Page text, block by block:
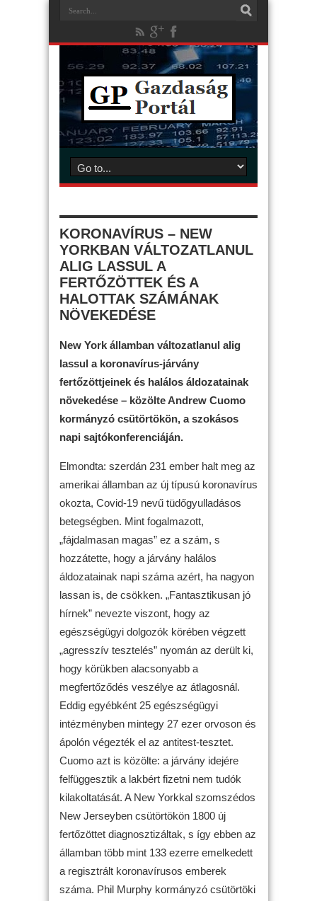
KORONAVÍRUS – NEW
YORKBAN VÁLTOZATLANUL
ALIG LASSUL A
FERTŐZÖTTEK ÉS A
HALOTTAK SZÁMÁNAK
NÖVEKEDÉSE
New York államban változatlanul alig
lassul a koronavírus-járvány
fertőzöttjeinek és halálos áldozatainak
növekedése – közölte Andrew Cuomo
kormányzó csütörtökön, a szokásos
napi sajtókonferenciáján.
Elmondta: szerdán 231 ember halt meg az
amerikai államban az új típusú koronavírus
okozta, Covid-19 nevű tüdőgyulladásos
betegségben. Mint fogalmazott,
„fájdalmasan magas” ez a szám, s
hozzátette, hogy a járvány halálos
áldozatainak napi száma azért, ha nagyon
lassan is, de csökken. „Fantasztikusan jó
hírnek” nevezte viszont, hogy az
egészségügyi dolgozók körében végzett
„agresszív tesztelés” nyomán az derült ki,
hogy körükben alacsonyabb a
megfertőződés veszélye az átlagosnál.
Eddig egyébként 25 egészségügyi
intézményben mintegy 27 ezer orvoson és
ápolón végezték el az antitest-tesztet.
Cuomo azt is közölte: a járvány idejére
felfüggesztik a lakbért fizetni nem tudók
kilakoltatását. A New Yorkkal szomszédos
New Jerseyben csütörtökön 1800 új
fertőzöttet diagnosztizáltak, s így ebben az
államban több mint 133 ezerre emelkedett
a regisztrált koronavírusos emberek
száma. Phil Murphy kormányzó csütörtöki